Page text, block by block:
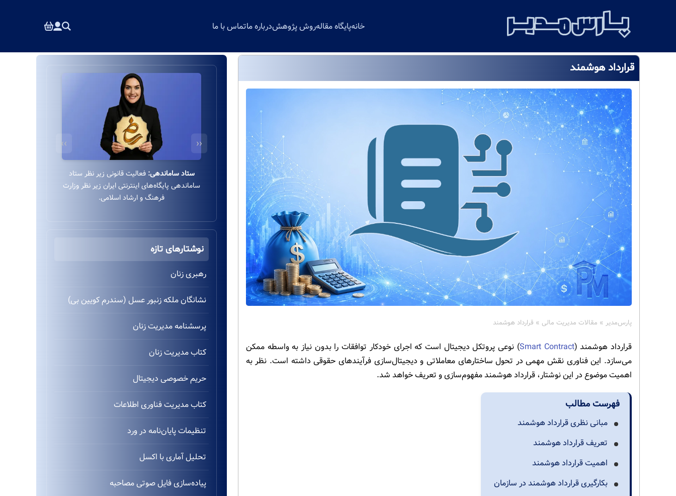
خانهپایگاه مقالهروش پژوهشدرباره ماتماس با ما
قرارداد هوشمند
پارس‌مدیر » مقالات مدیریت مالی » قرارداد هوشمند
قرارداد هوشمند (Smart Contract) نوعی پروتکل دیجیتال است که اجرای خودکار توافقات را بدون نیاز به واسطه ممکن
می‌سازد. این فناوری نقش مهمی در تحول ساختارهای معاملاتی و دیجیتال‌سازی فرآیندهای حقوقی داشته است. نظر به
اهمیت موضوع در این نوشتار، قرارداد هوشمند مفهوم‌سازی و تعریف خواهد شد.
فهرست مطالب
مبانی نظری قرارداد هوشمند
تعریف قرارداد هوشمند
اهمیت قرارداد هوشمند
بکارگیری قرارداد هوشمند در سازمان
درگاه بانکی ایمن:استفاده از درگاه بانکی ایمن و
مستقیم به‌پرداخت زیر نظر بانک ملت بدون واسطه.
‹‹
››
نوشتارهای تازه
رهبری زنان
نشانگان ملکه زنبور عسل (سندرم کویین بی)
پرسشنامه مدیریت زنان
کتاب مدیریت زنان
حریم خصوصی دیجیتال
کتاب مدیریت فناوری اطلاعات
تنظیمات پایان‌نامه در ورد
تحلیل آماری با اکسل
پیاده‌سازی فایل صوتی مصاحبه